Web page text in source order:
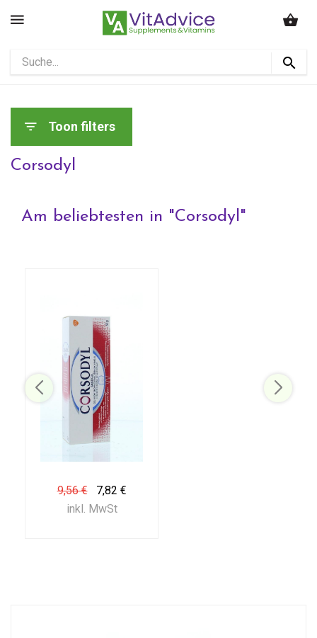
Toon filters
Corsodyl
Am beliebtesten in "Corsodyl"
9,56 €
7,82 €
inkl. MwSt